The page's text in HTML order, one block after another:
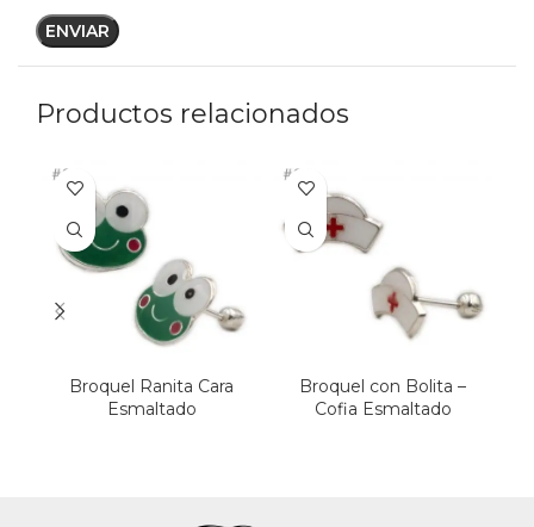
Productos relacionados
Broquel Ranita Cara
Esmaltado
Broquel con Bolita –
Cofia Esmaltado